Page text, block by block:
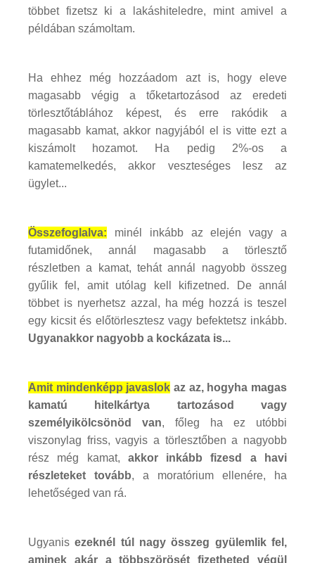
többet fizetsz ki a lakáshiteledre, mint amivel a
példában számoltam.
Ha ehhez még hozzáadom azt is, hogy eleve
magasabb végig a tőketartozásod az eredeti
törlesztőtáblához képest, és erre rakódik a
magasabb kamat, akkor nagyjából el is vitte ezt a
kiszámolt hozamot. Ha pedig 2%-os a
kamatemelkedés, akkor veszteséges lesz az
ügylet...
Összefoglalva: minél inkább az elején vagy a
futamidőnek, annál magasabb a törlesztő
részletben a kamat, tehát annál nagyobb összeg
gyűlik fel, amit utólag kell kifizetned. De annál
többet is nyerhetsz azzal, ha még hozzá is teszel
egy kicsit és előtörlesztesz vagy befektetsz inkább.
Ugyanakkor nagyobb a kockázata is...
Amit mindenképp javaslok az az, hogyha magas
kamatú hitelkártya tartozásod vagy
személyikölcsönöd van, főleg ha ez utóbbi
viszonylag friss, vagyis a törlesztőben a nagyobb
rész még kamat, akkor inkább fizesd a havi
részleteket tovább, a moratórium ellenére, ha
lehetőséged van rá.
Ugyanisezeknél túl nagy összeg gyülemlik fel,
aminek akár a többszörösét fizetheted végül